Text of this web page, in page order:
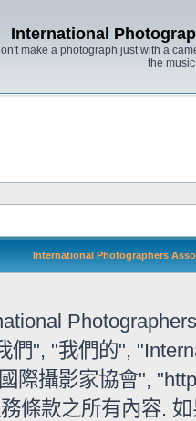
International
make a photograph just with a
the
International Photographers
們", "我們的",
際攝影家協會",
條款之所有內容.